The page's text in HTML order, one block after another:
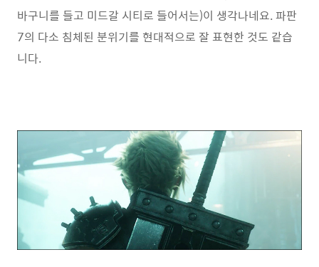
바구니를 들고 미드갈 시티로 들어서는)이 생각나네요. 파판
7의 다소 침체된 분위기를 현대적으로 잘 표현한 것도 같습
니다.